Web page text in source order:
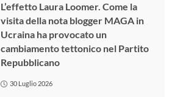
L’effetto Laura Loomer. Come la
visita della nota blogger MAGA in
Ucraina ha provocato un
cambiamento tettonico nel Partito
Repubblicano
30 Luglio 2026